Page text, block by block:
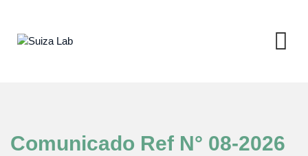
content
Comunicado Ref N° 08-2026